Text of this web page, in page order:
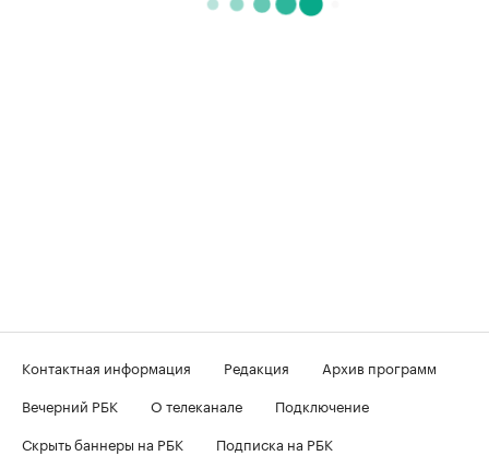
Контактная информация Редакция
Архив программ
Вечерний РБК
О телеканале
Подключение
Скрыть баннеры на РБК
Подписка на РБК